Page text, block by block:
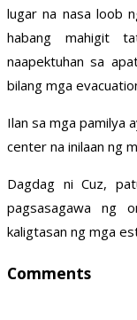
lugar na nasa loob
habang mahigit
naapektuhan sa
bilang mga
Ilan sa mga pamilya
center na inilaan ng
Dagdag ni Cuz,
pagsasagawa ng
kaligtasan ng mga
Comments